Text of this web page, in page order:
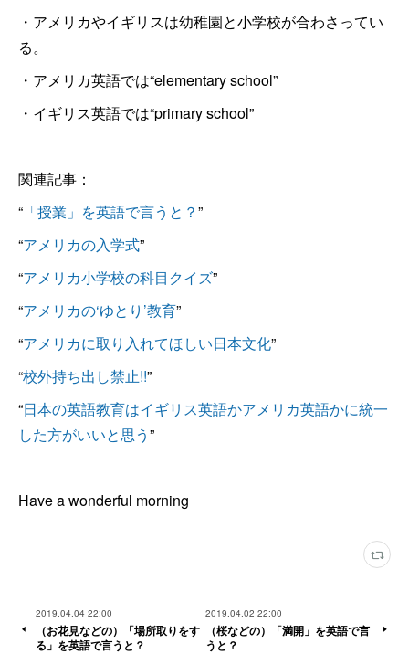
・アメリカやイギリスは幼稚園と小学校が合わさってい
る。
・アメリカ英語では“elementary school”
・イギリス英語では“primary school”
関連記事：
“ 「授業」を英語で言うと？”
“アメリカの入学式”
“アメリカ小学校の科目クイズ”
“アメリカの‘ゆとり’教育”
“アメリカに取り入れてほしい日本文化”
“校外持ち出し禁止!!”
“日本の英語教育はイギリス英語かアメリカ英語かに統一
した方がいいと思う”
Have a wonderful morning
2019.04.04 22:00
（お花見などの）「場所取りをす
る」を英語で言うと？
2019.04.02 22:00
（桜などの）「満開」を英語で言
うと？